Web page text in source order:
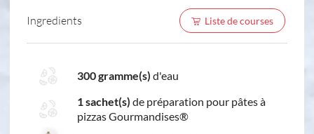
Ingredients Liste de courses
300 gramme(s) d'eau
1 sachet(s) de préparation pour pâtes à
pizzas Gourmandises®